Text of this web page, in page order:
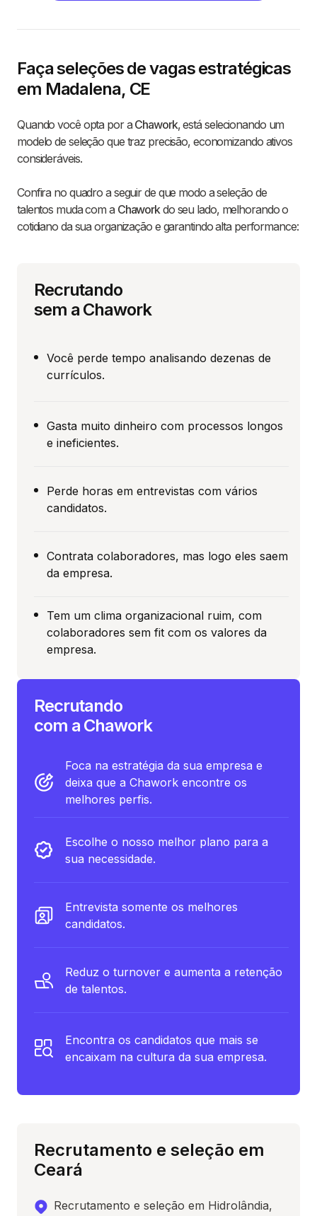
Faça seleções de vagas estratégicas
em Madalena, CE
Quando você opta por a Chawork, está selecionando um
modelo de seleção que traz precisão, economizando ativos
consideráveis.
Confira no quadro a seguir de que modo a seleção de
talentos muda com a Chaworkdo seu lado, melhorando o
cotidiano da sua organização e garantindo alta performance:
Recrutando
sem a Chawork
Você perde tempo analisando dezenas de
currículos.
Gasta muito dinheiro com processos longos
e ineficientes.
Perde horas em entrevistas com vários
candidatos.
Contrata colaboradores, mas logo eles saem
da empresa.
Tem um clima organizacional ruim, com
colaboradores sem fit com os valores da
empresa.
Recrutando
com a Chawork
Foca na estratégia da sua empresa e
deixa que a Chawork encontre os
melhores perfis.
Escolhe o nosso melhor plano para a
sua necessidade.
Entrevista somente os melhores
candidatos.
Reduz o turnover e aumenta a retenção
de talentos.
Encontra os candidatos que mais se
encaixam na cultura da sua empresa.
Recrutamento e seleção em
Ceará
Recrutamento e seleção em Hidrolândia,